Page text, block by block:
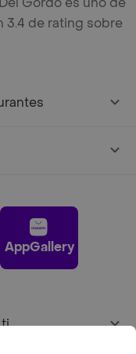
3.4 de rating sobre
AppGallery